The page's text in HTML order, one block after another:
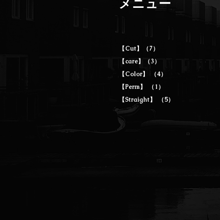
【Cut】（7）
【care】（3）
【Color】 （4）
【Perm】 （1）
【Straight】 （5）
メニュー